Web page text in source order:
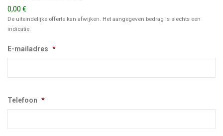
0,00 €
De uiteindelijke offerte kan afwijken. Het aangegeven bedrag is slechts een
indicatie.
E-mailadres *
Telefoon *